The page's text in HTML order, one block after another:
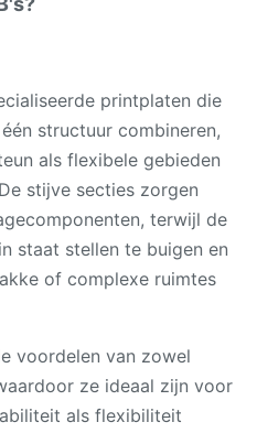
printplaten die
structuur combineren,
als flexibele gebieden
stijve secties zorgen
terwijl de
staat stellen te buigen en
of complexe ruimtes
voordelen van zowel
ze ideaal zijn voor
als flexibiliteit